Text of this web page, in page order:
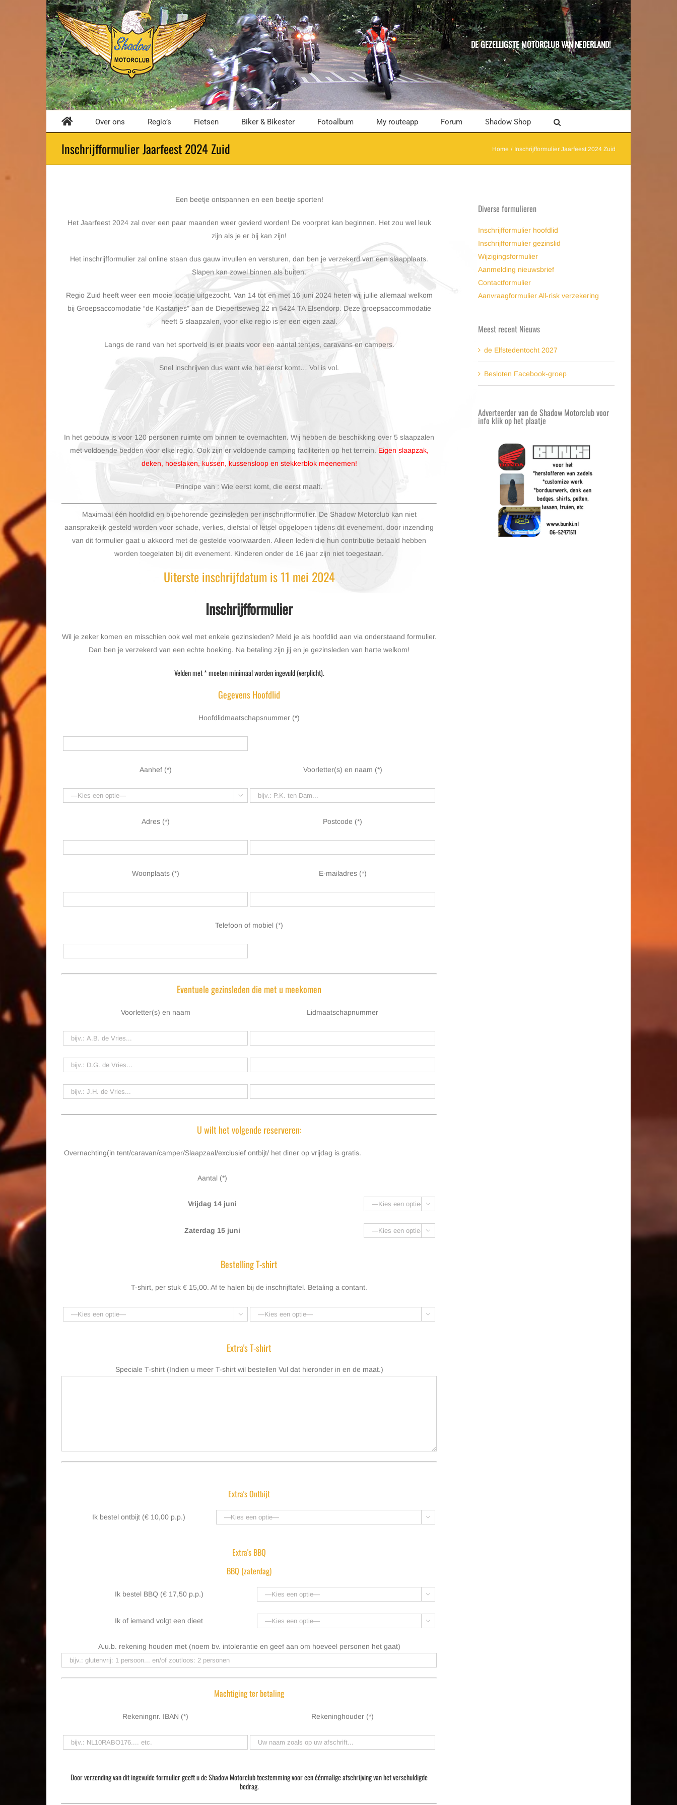
DE GEZELLIGSTE MOTORCLUB VAN NEDERLAND!
Over ons Regio’s Fietsen Biker & Bikester Fotoalbum My routeapp Forum Shadow Shop
Inschrijfformulier Jaarfeest 2024 Zuid Home Inschrijfformulier Jaarfeest 2024 Zuid
Een beetje ontspannen en een beetje sporten!
Het Jaarfeest 2024 zal over een paar maanden weer gevierd worden! De voorpret kan beginnen. Het zou wel leuk
zijn als je er bij kan zijn!
Het inschrijfformulier zal online staan dus gauw invullen en versturen, dan ben je verzekerd van een slaapplaats.
Slapen kan zowel binnen als buiten.
Regio Zuid heeft weer een mooie locatie uitgezocht. Van 14 tot en met 16 juni 2024 heten wij jullie allemaal welkom
bij Groepsaccomodatie “de Kastanjes” aan de Diepertseweg 22 in 5424 TA Elsendorp. Deze groepsaccommodatie
heeft 5 slaapzalen, voor elke regio is er een eigen zaal.
Langs de rand van het sportveld is er plaats voor een aantal tentjes, caravans en campers.
Snel inschrijven dus want wie het eerst komt… Vol is vol.
In het gebouw is voor 120 personen ruimte om binnen te overnachten. Wij hebben de beschikking over 5 slaapzalen
met voldoende bedden voor elke regio. Ook zijn er voldoende camping faciliteiten op het terrein. Eigen slaapzak,
deken, hoeslaken, kussen, kussensloop en stekkerblok meenemen!
Principe van : Wie eerst komt, die eerst maalt.
Maximaal één hoofdlid en bijbehorende gezinsleden per inschrijfformulier. De Shadow Motorclub kan niet
aansprakelijk gesteld worden voor schade, verlies, diefstal of letsel opgelopen tijdens dit evenement. door inzending
van dit formulier gaat u akkoord met de gestelde voorwaarden. Alleen leden die hun contributie betaald hebben
worden toegelaten bij dit evenement. Kinderen onder de 16 jaar zijn niet toegestaan.
Uiterste inschrijfdatum is 11 mei 2024
Inschrijfformulier
Wil je zeker komen en misschien ook wel met enkele gezinsleden? Meld je als hoofdlid aan via onderstaand formulier.
Dan ben je verzekerd van een echte boeking. Na betaling zijn jij en je gezinsleden van harte welkom!
Velden met * moeten minimaal worden ingevuld (verplicht).
Gegevens Hoofdlid
Hoofdlidmaatschapsnummer (*)
Aanhef (*) Voorletter(s) en naam (*)

Adres (*) Postcode (*)
Woonplaats (*) E-mailadres (*)
Telefoon of mobiel (*)
Eventuele gezinsleden die met u meekomen
Voorletter(s) en naam Lidmaatschapnummer
U wilt het volgende reserveren:
Overnachting(in tent/caravan/camper/Slaapzaal/exclusief ontbijt/ het diner op vrijdag is gratis.
Aantal (*)
Vrijdag 14 juni 
Zaterdag 15 juni 
Bestelling T-shirt
T-shirt, per stuk € 15,00. Af te halen bij de inschrijftafel. Betaling a contant.
 
Extra's T-shirt
Speciale T-shirt (Indien u meer T-shirt wil bestellen Vul dat hieronder in en de maat.)
Extra's Ontbijt
Ik bestel ontbijt (€ 10,00 p.p.) 
Extra's BBQ
BBQ (zaterdag)
Ik bestel BBQ (€ 17,50 p.p.) 
Ik of iemand volgt een dieet 
A.u.b. rekening houden met (noem bv. intolerantie en geef aan om hoeveel personen het gaat)
Machtiging ter betaling
Rekeningnr. IBAN (*) Rekeninghouder (*)
Door verzending van dit ingevulde formulier geeft u de Shadow Motorclub toestemming voor een éénmalige afschrijving van het verschuldigde
bedrag.
Diverse formulieren
Inschrijfformulier hoofdlid
Inschrijfformulier gezinslid
Wijzigingsformulier
Aanmelding nieuwsbrief
Contactformulier
Aanvraagformulier All-risk verzekering
Meest recent Nieuws
de Elfstedentocht 2027
Besloten Facebook-groep
Adverteerder van de Shadow Motorclub voor
info klik op het plaatje